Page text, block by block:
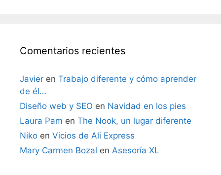
Comentarios recientes
Javier en Trabajo diferente y cómo aprender
de él…
Diseño web y SEO en Navidad en los pies
Laura Pam en The Nook, un lugar diferente
Niko en Vicios de Ali Express
Mary Carmen Bozal en Asesoría XL